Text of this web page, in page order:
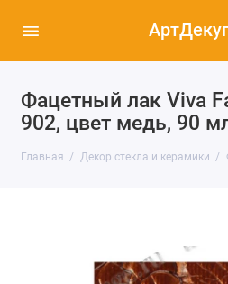
Фацетный лак Viva
902, цвет медь, 90
Главная Декор стекла и керамики